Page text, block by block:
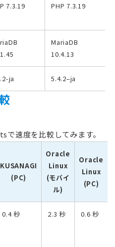
7.3.19 PHP 7.3.19
MariaDB
10.4.13
ja 5.4.2–ja
速度を比較してみます。
KUSANAGI
(PC)
Oracle
Linux
(モバイ
ル)
Oracle
Linux
(PC)
0.4 秒 2.3 秒 0.6 秒